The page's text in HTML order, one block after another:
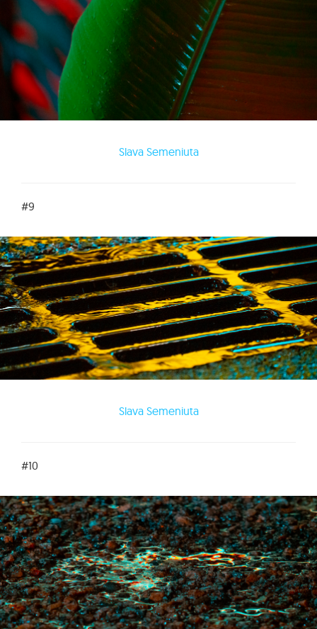
Slava Semeniuta
#9
Slava Semeniuta
#10